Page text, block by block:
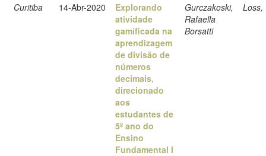
Curitiba 14-Abr-2020
Explorando
atividade
gamificada na
aprendizagem
de divisão de
números
decimais,
direcionado
aos
estudantes de
5º ano do
Ensino
Fundamental I
Gurczakoski,
Rafaella
Borsatti
Loss,